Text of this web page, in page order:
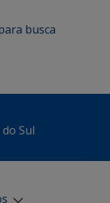
busca
Sul